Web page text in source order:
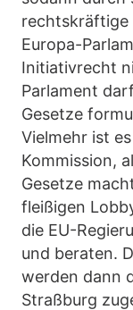
rechtskräftige
Europa-
Initiativrecht
Parlament
Gesetze
Vielmehr ist
Kommission,
Gesetze
fleißigen
die EU-
und beraten.
werden dann
Straßburg